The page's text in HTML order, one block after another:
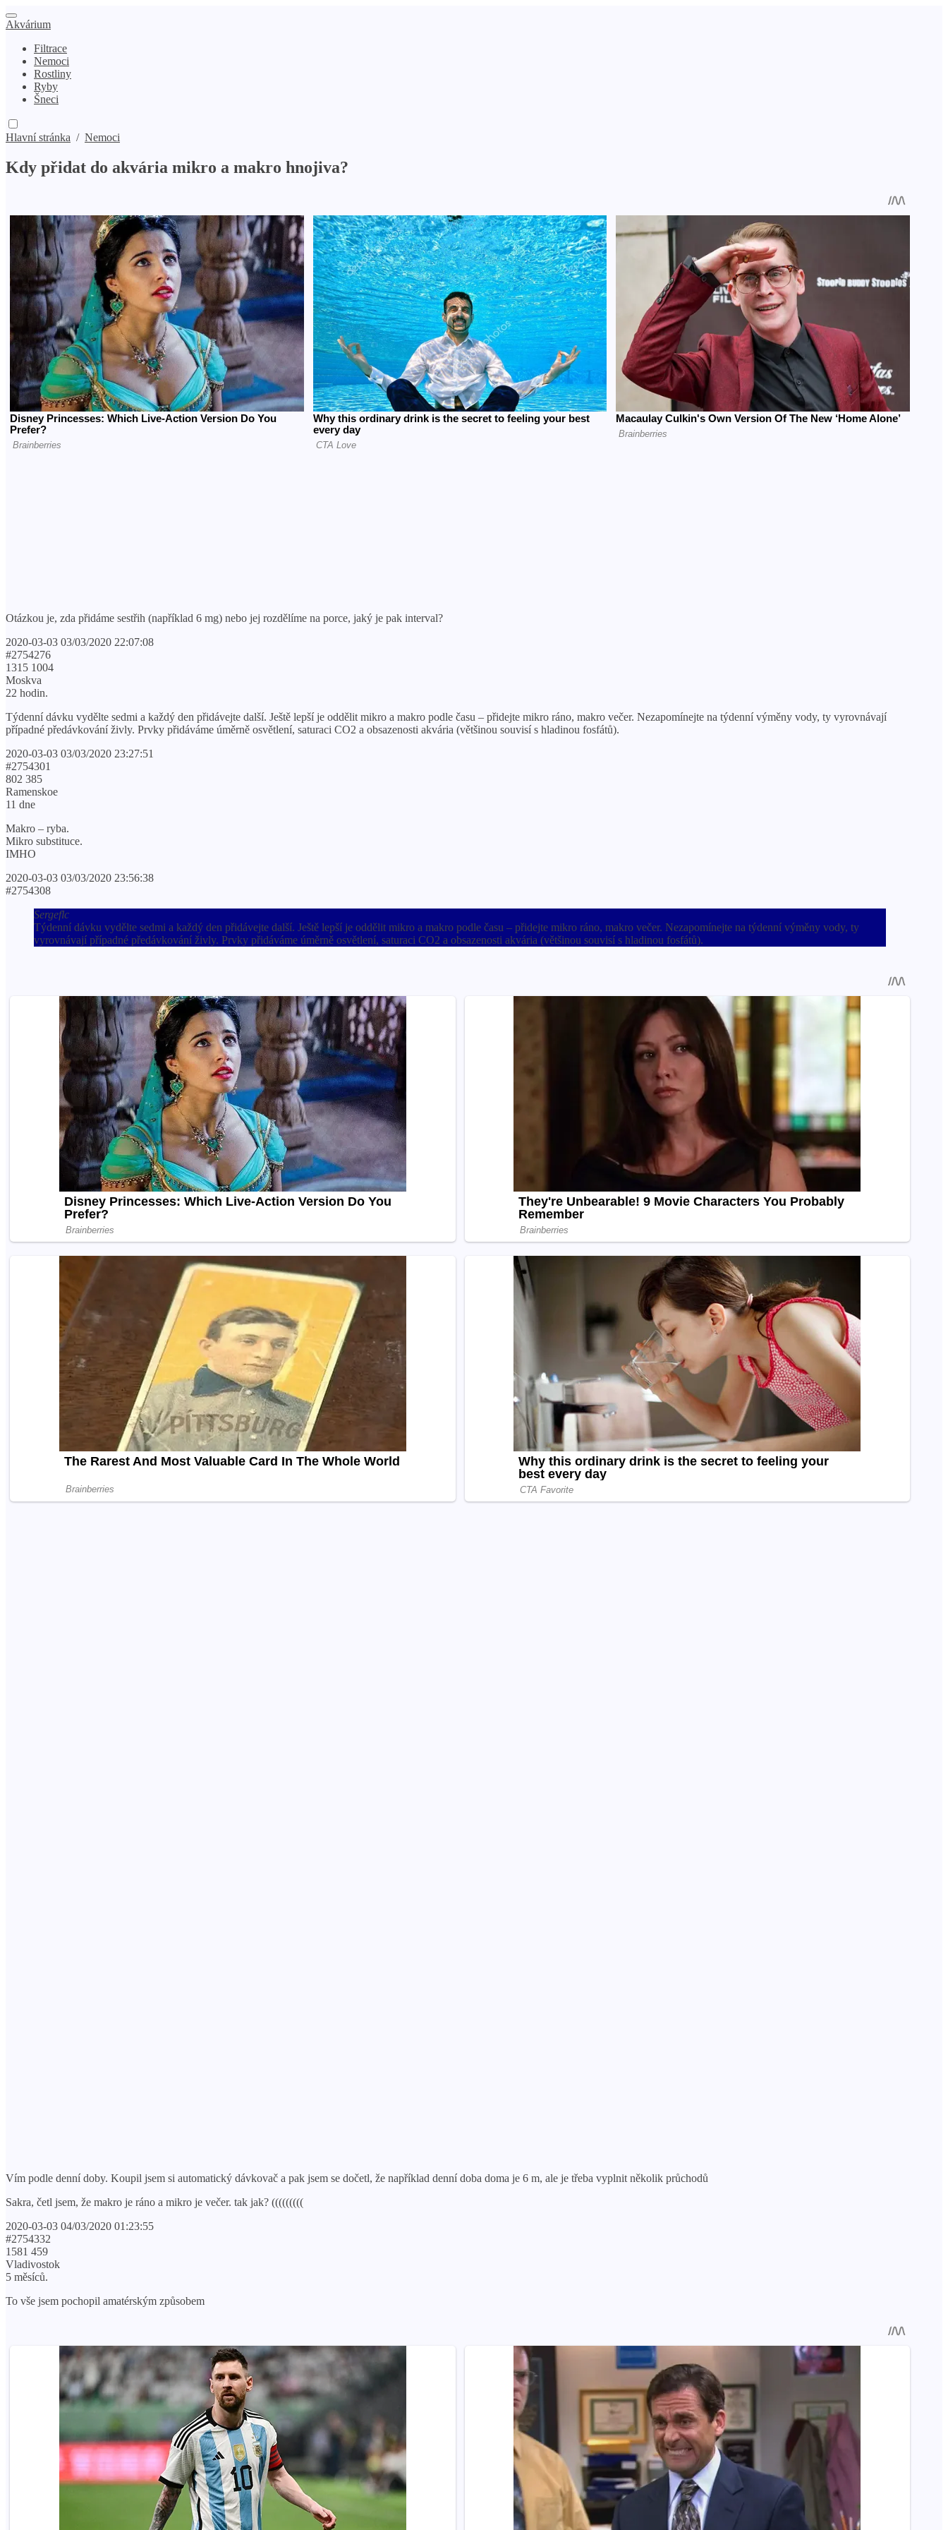
Akvárium
Filtrace
Nemoci
Rostliny
Ryby
Šneci
Hlavní stránka / Nemoci
Kdy přidat do akvária mikro a makro hnojiva?
Otázkou je, zda přidáme sestřih (například 6 mg) nebo jej rozdělíme na porce, jaký je pak interval?
2020-03-03 03/03/2020 22:07:08
#2754276
1315 1004
Moskva
22 hodin.
Týdenní dávku vydělte sedmi a každý den přidávejte další. Ještě lepší je oddělit mikro a makro podle času – přidejte mikro ráno, makro večer. Nezapomínejte na týdenní výměny vody, ty vyrovnávají
případné předávkování živly. Prvky přidáváme úměrně osvětlení, saturaci CO2 a obsazenosti akvária (většinou souvisí s hladinou fosfátů).
2020-03-03 03/03/2020 23:27:51
#2754301
802 385
Ramenskoe
11 dne
Makro – ryba.
Mikro substituce.
IMHO
2020-03-03 03/03/2020 23:56:38
#2754308
Sergeflc
Týdenní dávku vydělte sedmi a každý den přidávejte další. Ještě lepší je oddělit mikro a makro podle času – přidejte mikro ráno, makro večer. Nezapomínejte na týdenní výměny vody, ty
vyrovnávají případné předávkování živly. Prvky přidáváme úměrně osvětlení, saturaci CO2 a obsazenosti akvária (většinou souvisí s hladinou fosfátů).
Vím podle denní doby. Koupil jsem si automatický dávkovač a pak jsem se dočetl, že například denní doba doma je 6 m, ale je třeba vyplnit několik průchodů
Sakra, četl jsem, že makro je ráno a mikro je večer. tak jak? (((((((((
2020-03-03 04/03/2020 01:23:55
#2754332
1581 459
Vladivostok
5 měsíců.
To vše jsem pochopil amatérským způsobem